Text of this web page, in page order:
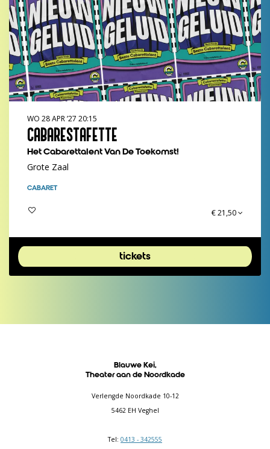
CABARESTAFETTE
Het Cabarettalent Van De Toekomst!
WO 28 APR ’27 20:15
Grote Zaal
CABARET
€ 21,50
tickets
Blauwe Kei,
Theater aan de Noordkade
Verlengde Noordkade 10-12
5462 EH Veghel
Tel: 0413 - 342555